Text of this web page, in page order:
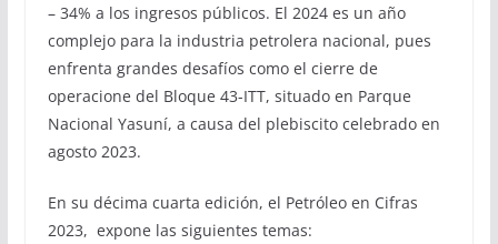
– 34% a los ingresos públicos. El 2024 es un año
complejo para la industria petrolera nacional, pues
enfrenta grandes desafíos como el cierre de
operacione del Bloque 43-ITT, situado en Parque
Nacional Yasuní, a causa del plebiscito celebrado en
agosto 2023.
En su décima cuarta edición, el Petróleo en Cifras
2023, expone las siguientes temas: